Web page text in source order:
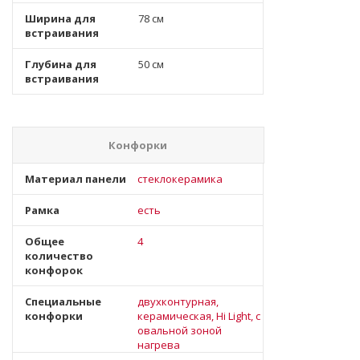
Ширина для
встраивания
78 см
Глубина для
встраивания
50 см
Конфорки
Материал панели стеклокерамика
Рамка есть
Общее
количество
конфорок
4
Специальные
конфорки
двухконтурная,
керамическая, Hi Light, с
овальной зоной
нагрева